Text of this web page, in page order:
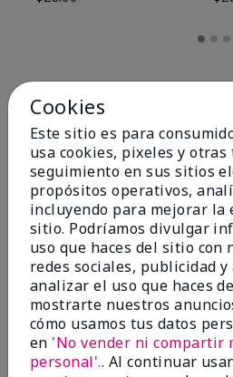
4.8
Cookies
Este sitio es para
usa cookies, pixeles y otras
seguimiento en sus sitios
propósitos operativos,
incluyendo para mejorar la
sitio. Podríamos divulgar
uso que haces del sitio con
redes sociales, publicidad
analizar el uso que haces
mostrarte nuestros
cómo usamos tus datos
en 'No vender ni compartir
personal'.. Al continuar